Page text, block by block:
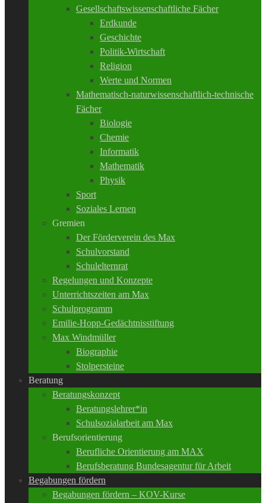
Gesellschaftswissenschaftliche Fächer
Erdkunde
Geschichte
Politik-Wirtschaft
Religion
Werte und Normen
Mathematisch-naturwissenschaftlich-technische
Fächer
Biologie
Chemie
Informatik
Mathematik
Physik
Sport
Soziales Lernen
Gremien
Der Förderverein des Max
Schulvorstand
Schulelternrat
Regelungen und Konzepte
Unterrichtszeiten am Max
Schulprogramm
Emilie-Hopp-Gedächtnisstiftung
Max Windmüller
Biographie
Stolpersteine
Beratung
Beratungskonzept
Beratungslehrer*in
Schulsozialarbeit am Max
Berufsorientierung
Berufliche Orientierung am MAX
Berufsberatung Bundesagentur für Arbeit
Begabungen fördern
Begabungen fördern – KOV-Kurse